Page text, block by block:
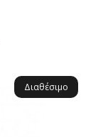
Διαθέσιμο